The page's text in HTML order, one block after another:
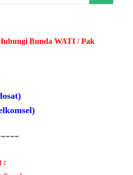
Bunda WATI / Pak
: